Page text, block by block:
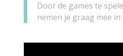
Door de games te
nemen je graag mee